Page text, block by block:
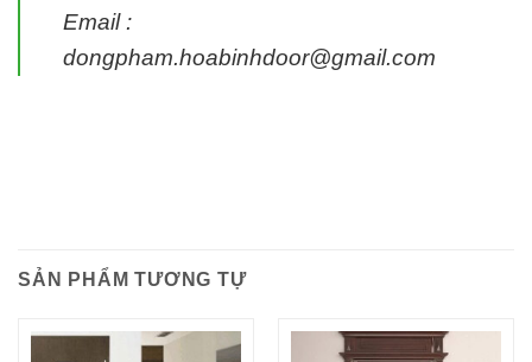
Email :
dongpham.hoabinhdoor@gmail.com
SẢN PHẨM TƯƠNG TỰ